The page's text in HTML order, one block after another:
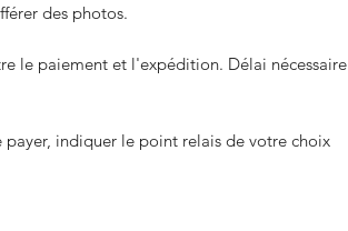
des photos.
le paiement et l'expédition. Délai nécessaire
indiquer le point relais de votre choix